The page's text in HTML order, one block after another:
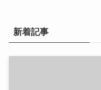
新着記事